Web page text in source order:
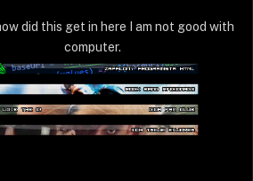
did this get in here I am not good with
computer.